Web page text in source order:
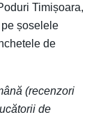
Timișoara,
șoselele
de
(recenzori
de